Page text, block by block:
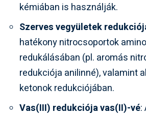
kémiában is használják.
Szerves vegyületek
hatékony nitrocsoportok
redukálásában (pl. aromás
redukciója anilinné), valamint
ketonok redukciójában.
Vas(III) redukciója vas(II)-vé: